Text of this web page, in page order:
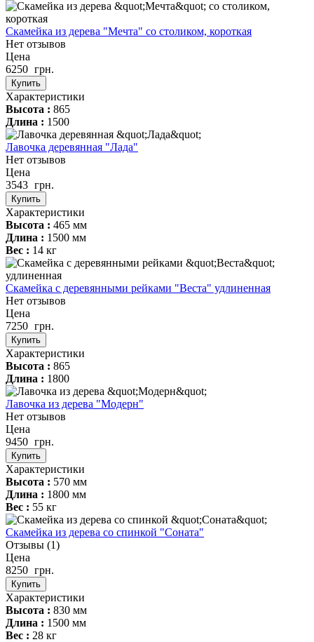
Скамейка из дерева "Мечта" со столиком, короткая
Нет отзывов
Цена
6250 грн.
Купить
Характеристики
Высота : 865
Длина : 1500
Лавочка деревянная "Лада"
Нет отзывов
Цена
3543 грн.
Купить
Характеристики
Высота : 465 мм
Длина : 1500 мм
Вес : 14 кг
Скамейка с деревянными рейками "Веста" удлиненная
Нет отзывов
Цена
7250 грн.
Купить
Характеристики
Высота : 865
Длина : 1800
Лавочка из дерева "Модерн"
Нет отзывов
Цена
9450 грн.
Купить
Характеристики
Высота : 570 мм
Длина : 1800 мм
Вес : 55 кг
Скамейка из дерева со спинкой "Соната"
Отзывы (1)
Цена
8250 грн.
Купить
Характеристики
Высота : 830 мм
Длина : 1500 мм
Вес : 28 кг